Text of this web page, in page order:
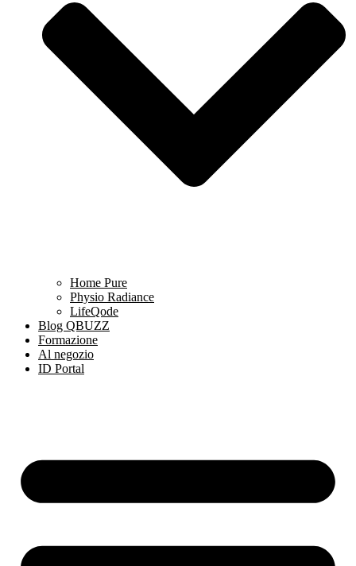
Home Pure
Physio Radiance
LifeQode
Blog QBUZZ
Formazione
Al negozio
ID Portal